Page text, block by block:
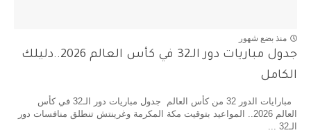
منذ بضع شهور
جدول مباريات دور الـ32 في كأس العالم 2026..دليلك
الكامل
مبارايات الدور 32 من كأس العالم جدول مباريات دور الـ32 في كأس
العالم 2026.. المواعيد بتوقيت مكة المكرمة وغرينتش تنطلق منافسات دور
الـ32 ...